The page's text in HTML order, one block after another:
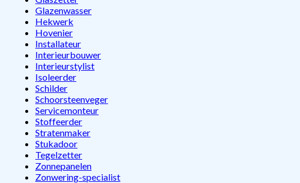
Glazenwasser
Hekwerk
Hovenier
Installateur
Interieurbouwer
Interieurstylist
Isoleerder
Schilder
Schoorsteenveger
Servicemonteur
Stoffeerder
Stratenmaker
Stukadoor
Tegelzetter
Zonnepanelen
Zonwering-specialist